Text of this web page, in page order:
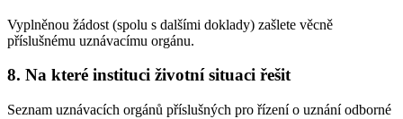
Vyplněnou žádost (spolu s dalšími doklady) zašlete věcně
příslušnému uznávacímu orgánu.
8. Na které instituci životní situaci řešit
Seznam uznávacích orgánů příslušných pro řízení o uznání odborné